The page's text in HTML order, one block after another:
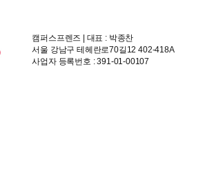
캠퍼스프렌즈 | 대표 : 박종찬
서울 강남구 테헤란로70길12 402-418A
사업자 등록번호 : 391-01-00107